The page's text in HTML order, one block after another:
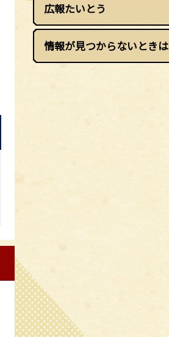
広報たいとう
情報が見つからないときは